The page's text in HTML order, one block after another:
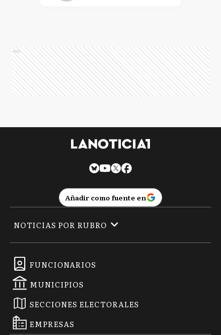
Ads
Añadir como fuente en
FUNCIONARIOS
MUNICIPIOS
SECCIONES ELECTORALES
EMPRESAS
NOTICIAS POR RUBRO